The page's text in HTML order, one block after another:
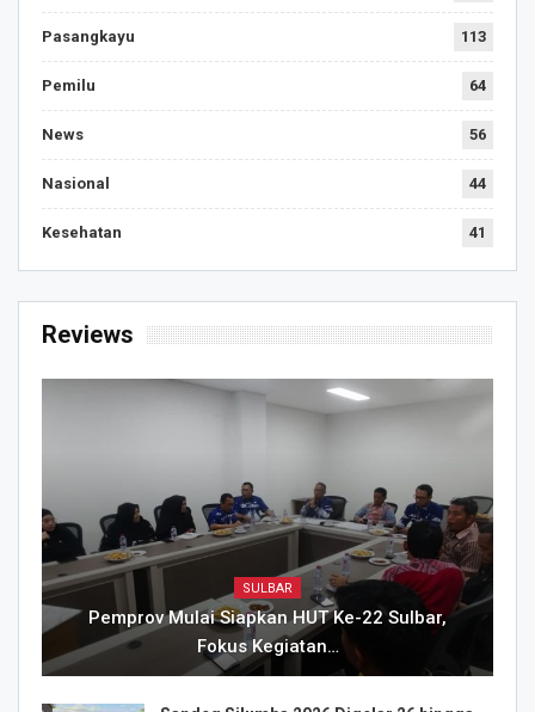
Pasangkayu 113
Pemilu 64
News 56
Nasional 44
Kesehatan 41
Reviews
SULBAR
Pemprov Mulai Siapkan HUT Ke-22 Sulbar,
Fokus Kegiatan…